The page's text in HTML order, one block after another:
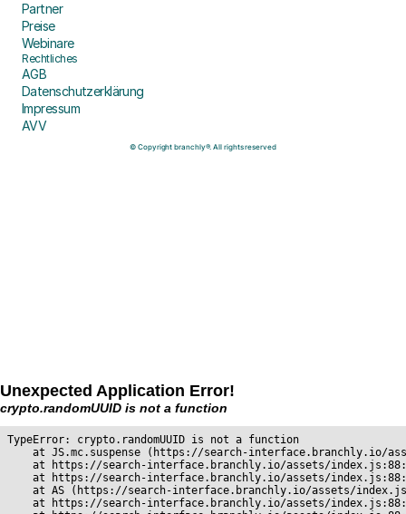
Partner
Preise
Webinare
Rechtliches
AGB
Datenschutzerklärung
Impressum
AVV
© Copyright branchly®. All rights reserved
Unexpected Application Error!
crypto.randomUUID is not a function
TypeError: crypto.randomUUID is not a function
at JS.mc.suspense (https://search-interface.branchly.io/
at https://search-interface.branchly.io/assets/
at https://search-interface.branchly.io/assets/
at AS (https://search-interface.branchly.io/assets/
at https://search-interface.branchly.io/assets/